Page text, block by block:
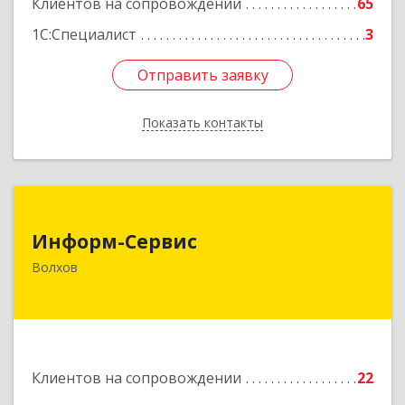
1С:Специалист
3
Отправить заявку
Показать контакты
Отправить заявку
Назад
Информ-Сервис
Волхов
Клиентов на сопровождении 22
187400, Ленинградская обл, Волхов г,
Подробнее